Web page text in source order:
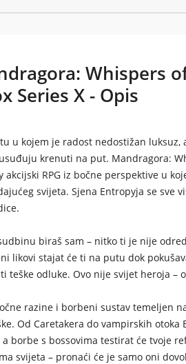
Whispers
Series X - Opis
u kojem je radost nedostižan luksuz,
krenuti na put. Mandragora:
akcijski RPG iz bočne perspektive u
svijeta. Sjena Entropyja se sve
biraš sam – nitko ti je nije
likovi stajat će ti na putu dok
teške odluke. Ovo nije svijet heroja –
razine i borbeni sustav temeljen
Od Caretakera do vampirskih
a borbe s bossovima testirat će tvoje
svijeta – pronaći će je samo oni